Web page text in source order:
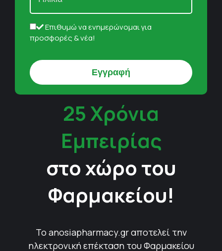
Επιθυμώ να ενημερώνομαι για
προσφορές & νέα!
25 Χρόνια
Εμπειρίας
στο χώρο του
Φαρμακείου!
Το anosiapharmacy.gr αποτελεί την
ηλεκτρονική επέκταση του Φαρμακείου